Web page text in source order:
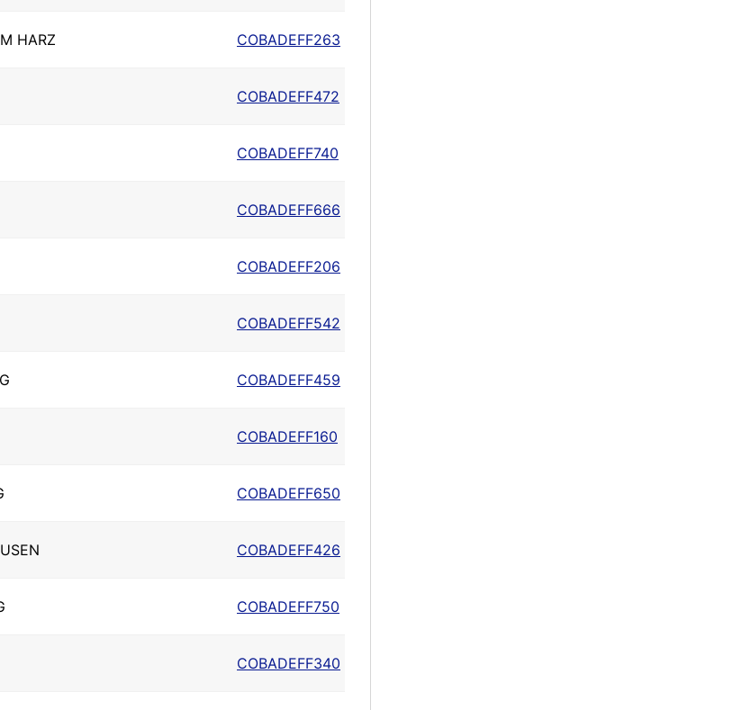
HARZ COBADEFF263
COBADEFF472
COBADEFF740
COBADEFF666
COBADEFF206
COBADEFF542
COBADEFF459
COBADEFF160
COBADEFF650
COBADEFF426
COBADEFF750
COBADEFF340